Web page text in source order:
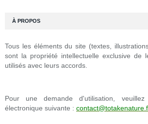
À PROPOS
Tous les éléments du site (textes,
sont la propriété intellectuelle exclusive de
utilisés avec leurs accords.
Pour une demande d'utilisation,
électronique suivante :